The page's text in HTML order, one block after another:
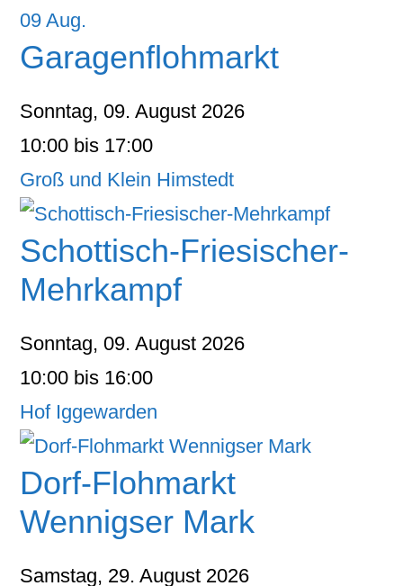
09 Aug.
Garagenflohmarkt
Sonntag, 09. August 2026
10:00 bis 17:00
Groß und Klein Himstedt
Schottisch-Friesischer-
Mehrkampf
Sonntag, 09. August 2026
10:00 bis 16:00
Hof Iggewarden
Dorf-Flohmarkt
Wennigser Mark
Samstag, 29. August 2026